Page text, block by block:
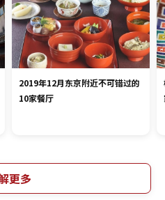
2019年12月东京附近不可错过的
10家餐厅
更多